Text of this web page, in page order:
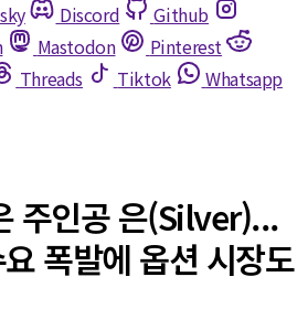
Discord
Github
Mastodon
Pinterest
Threads Tiktok
Whatsapp
주인공 은(Silver)...
폭발에 옵션 시장도